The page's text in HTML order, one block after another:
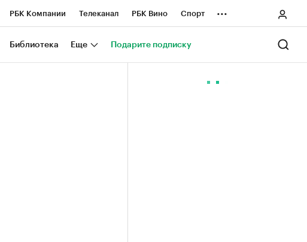
РБК Компании Телеканал РБК Вино Спорт
Национальные проекты Город
...
Библиотека Еще Подарите подписку